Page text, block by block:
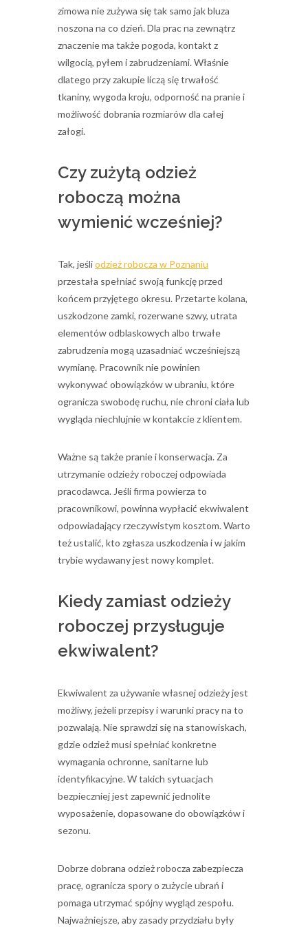
zimowa nie zużywa się tak samo jak bluza
noszona na co dzień. Dla prac na zewnątrz
znaczenie ma także pogoda, kontakt z
wilgocią, pyłem i zabrudzeniami. Właśnie
dlatego przy zakupie liczą się trwałość
tkaniny, wygoda kroju, odporność na pranie i
możliwość dobrania rozmiarów dla całej
załogi.
Czy zużytą odzież
roboczą można
wymienić wcześniej?
Tak, jeśliodzież robocza w Poznaniu
przestała spełniać swoją funkcję przed
końcem przyjętego okresu. Przetarte kolana,
uszkodzone zamki, rozerwane szwy, utrata
elementów odblaskowych albo trwałe
zabrudzenia mogą uzasadniać wcześniejszą
wymianę. Pracownik nie powinien
wykonywać obowiązków w ubraniu, które
ogranicza swobodę ruchu, nie chroni ciała lub
wygląda niechlujnie w kontakcie z klientem.
Ważne są także pranie i konserwacja. Za
utrzymanie odzieży roboczej odpowiada
pracodawca. Jeśli firma powierza to
pracownikowi, powinna wypłacić ekwiwalent
odpowiadający rzeczywistym kosztom. Warto
też ustalić, kto zgłasza uszkodzenia i w jakim
trybie wydawany jest nowy komplet.
Kiedy zamiast odzieży
roboczej przysługuje
ekwiwalent?
Ekwiwalent za używanie własnej odzieży jest
możliwy, jeżeli przepisy i warunki pracy na to
pozwalają. Nie sprawdzi się na stanowiskach,
gdzie odzież musi spełniać konkretne
wymagania ochronne, sanitarne lub
identyfikacyjne. W takich sytuacjach
bezpieczniej jest zapewnić jednolite
wyposażenie, dopasowane do obowiązków i
sezonu.
Dobrze dobrana odzież robocza zabezpiecza
pracę, ogranicza spory o zużycie ubrań i
pomaga utrzymać spójny wygląd zespołu.
Najważniejsze, aby zasady przydziału były